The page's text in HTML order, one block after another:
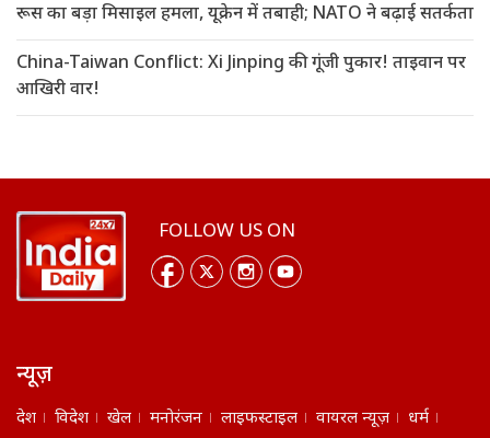
रूस का बड़ा मिसाइल हमला, यूक्रेन में तबाही; NATO ने बढ़ाई सतर्कता
China-Taiwan Conflict: Xi Jinping की गूंजी पुकार! ताइवान पर
आखिरी वार!
FOLLOW US ON
न्यूज़
देश विदेश खेल मनोरंजन लाइफस्टाइल वायरल न्यूज़ धर्म